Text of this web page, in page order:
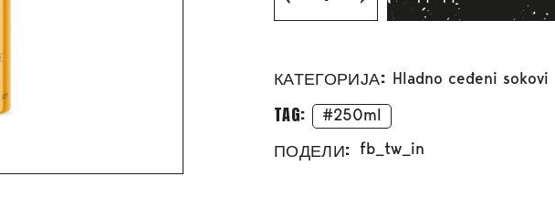
КАТЕГОРИЈА: Hladno ceđeni sokovi
TAG: 250ml
ПОДЕЛИ: fb tw in